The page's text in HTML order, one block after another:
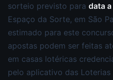
sorteio previsto para data
Espaço da Sorte, em São
estimado para este
apostas podem ser feitas
em casas lotéricas
pelo aplicativo das Loterias